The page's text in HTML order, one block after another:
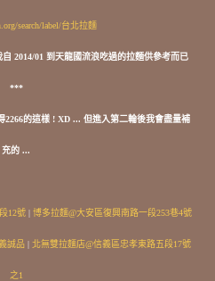
search/label/台北拉麵
2014/01 到天龍國流浪吃過的拉麵供參考而已
***
2266的這樣 ! XD ... 但進入第二輪後我會盡量補
充的 ...
12號 | 博多拉麵@大安區復興南路一段253巷4號
誠品| 北無雙拉麵店@信義區忠孝東路五段17號
之1